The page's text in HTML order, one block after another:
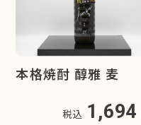
本格焼酎 醇雅 麦
税込 1,694